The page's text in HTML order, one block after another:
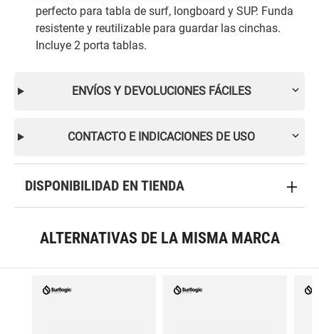
perfecto para tabla de surf, longboard y SUP. Funda
resistente y reutilizable para guardar las cinchas.
Incluye 2 porta tablas.
ENVÍOS Y DEVOLUCIONES FÁCILES
CONTACTO E INDICACIONES DE USO
DISPONIBILIDAD EN TIENDA
ALTERNATIVAS DE LA MISMA MARCA